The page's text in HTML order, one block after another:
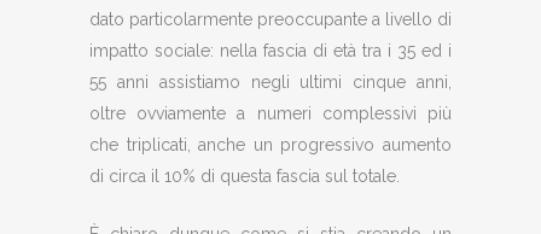
dato particolarmente preoccupante a livello di
impatto sociale: nella fascia di età tra i 35 ed i
55 anni assistiamo negli ultimi cinque anni,
oltre ovviamente a numeri complessivi più
che triplicati, anche un progressivo aumento
di circa il 10% di questa fascia sul totale.